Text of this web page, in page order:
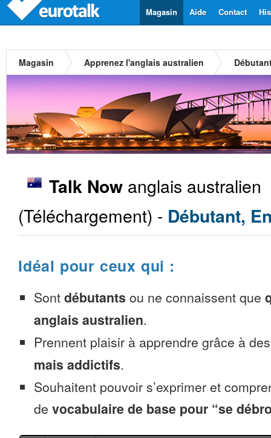
Contact
Aide
Magasin
Magasin Apprenez l'anglais australien
Talk Now anglais australien
(Téléchargement) - Débutant,
Idéal pour ceux qui :
Sont débutants ou ne connaissent que
anglais australien.
Prennent plaisir à apprendre grâce à
mais addictifs.
Souhaitent pouvoir s’exprimer et
de vocabulaire de base pour “se